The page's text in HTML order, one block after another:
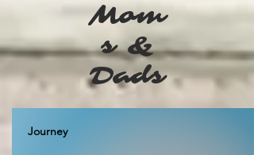
Mom
s &
Dads
Journey